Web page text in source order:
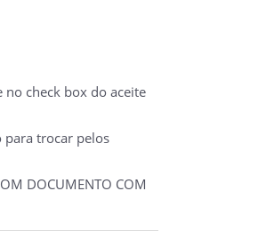
check box do aceite
para trocar pelos
DOCUMENTO COM